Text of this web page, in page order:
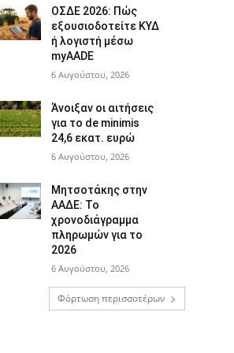
ΟΣΔΕ 2026: Πώς
εξουσιοδοτείτε ΚΥΔ
ή λογιστή μέσω
myAADE
6 Αυγούστου, 2026
Άνοιξαν οι αιτήσεις
για το de minimis
24,6 εκατ. ευρώ
6 Αυγούστου, 2026
Μητσοτάκης στην
ΑΑΔΕ: Το
χρονοδιάγραμμα
πληρωμών για το
2026
6 Αυγούστου, 2026
Φόρτωση περισσοτέρων